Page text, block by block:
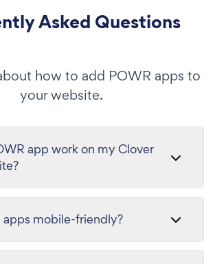
Asked Questions
how to add POWR apps to
your website.
app work on my Clover
apps mobile-friendly?